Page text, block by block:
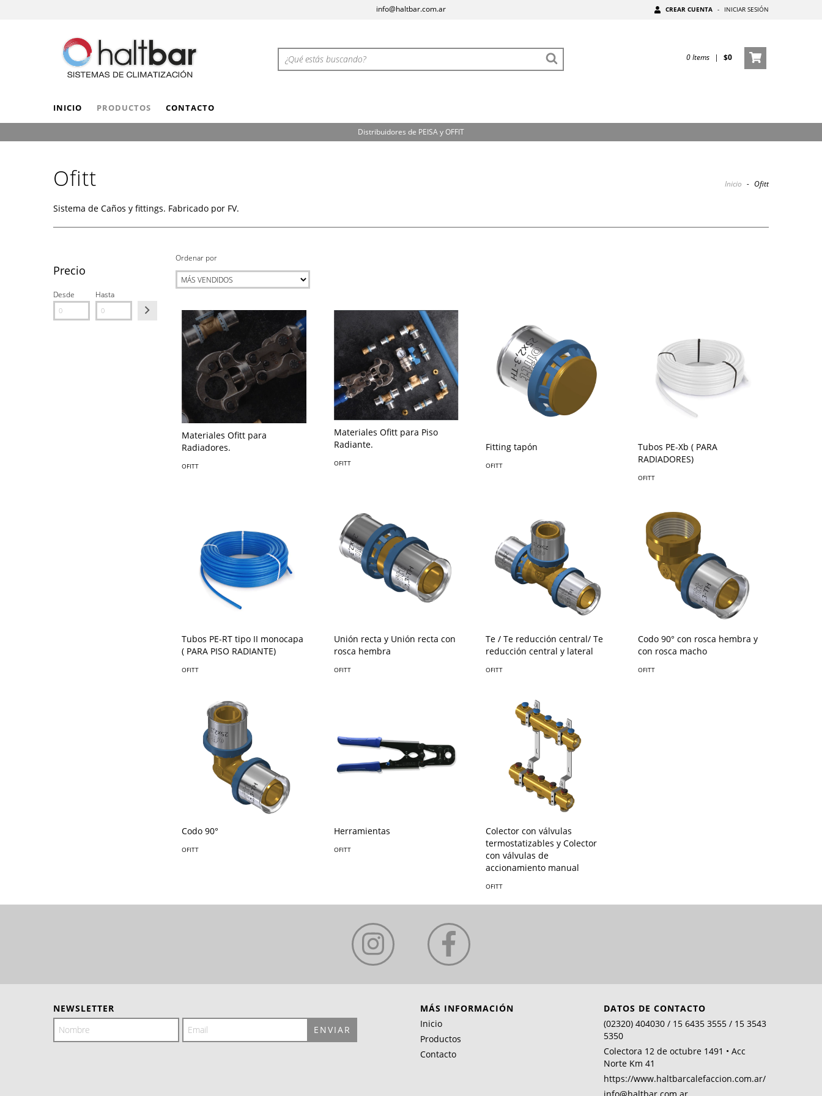
info@haltbar.com.ar CREAR CUENTA - INICIAR SESIÓN
0Items | $0
INICIO PRODUCTOS CONTACTO
Distribuidores de PEISA y OFFIT
Ofitt
Sistema de Caños y fittings. Fabricado por FV.
Inicio - Ofitt
Precio
Desde Hasta
Ordenar por
Materiales Ofitt para
Radiadores.
OFITT
Materiales Ofitt para Piso
Radiante.
OFITT
Fitting tapón
OFITT
Tubos PE-Xb ( PARA
RADIADORES)
OFITT
Tubos PE-RT tipo II monocapa
( PARA PISO RADIANTE)
OFITT
Unión recta y Unión recta con
rosca hembra
OFITT
Te / Te reducción central/ Te
reducción central y lateral
OFITT
Codo 90° con rosca hembra y
con rosca macho
OFITT
Codo 90°
OFITT
Herramientas
OFITT
Colector con válvulas
termostatizables y Colector
con válvulas de
accionamiento manual
OFITT
NEWSLETTER
MÁS INFORMACIÓN
Inicio
Productos
Contacto
DATOS DE CONTACTO
(02320) 404030 / 15 6435 3555 / 15 3543
5350
Colectora 12 de octubre 1491 • Acc
Norte Km 41
https://www.haltbarcalefaccion.com.ar/
info@haltbar.com.ar